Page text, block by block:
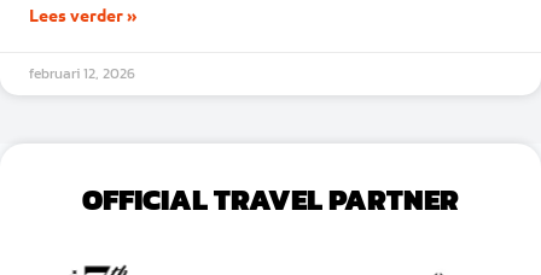
Lees verder »
februari 12, 2026
OFFICIAL TRAVEL PARTNER